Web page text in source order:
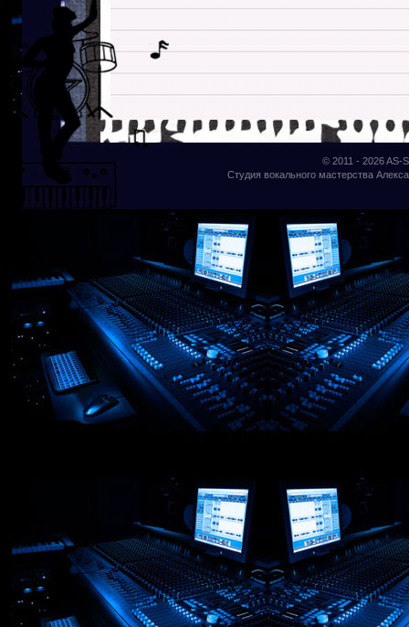
© 2011 - 2026AS-
Студия вокального мастерства